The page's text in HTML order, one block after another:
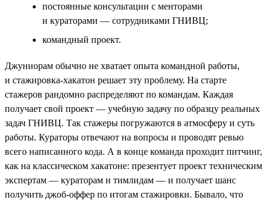
постоянные консультации с менторами
и кураторами — сотрудниками ГНИВЦ;
командный проект.
Джуниорам обычно не хватает опыта командной работы,
и стажировка-хакатон решает эту проблему. На старте
стажеров рандомно распределяют по командам. Каждая
получает свой проект — учебную задачу по образцу реальных
задач ГНИВЦ. Так стажеры погружаются в атмосферу и суть
работы. Кураторы отвечают на вопросы и проводят ревью
всего написанного кода. А в конце команда проходит питчинг,
как на классическом хакатоне: презентует проект техническим
экспертам — кураторам и тимлидам — и получает шанс
получить джоб-оффер по итогам стажировки. Бывало, что